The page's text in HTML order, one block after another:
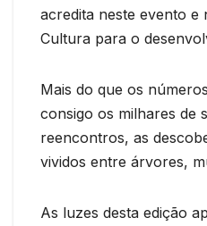
acredita neste evento e
Cultura para o
Mais do que os
consigo os milhares de
reencontros, as
vividos entre árvores,
As luzes desta edição